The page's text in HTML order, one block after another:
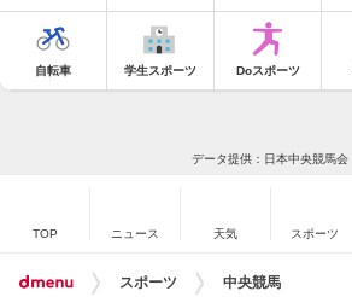
自転車 学生スポーツ Doスポーツ
データ提供：日本中央競馬会
TOP ニュース 天気 スポーツ
スポーツ 中央競馬